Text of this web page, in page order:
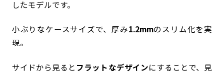
したモデルです。
小ぶりなケースサイズで、厚み1.2mmのスリム化を実
現。
サイドから見ると フラットなデザインにすることで、見